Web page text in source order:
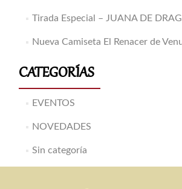
Tirada Especial – JUANA DE
Nueva Camiseta El Renacer de
CATEGORÍAS
EVENTOS
NOVEDADES
Sin categoría